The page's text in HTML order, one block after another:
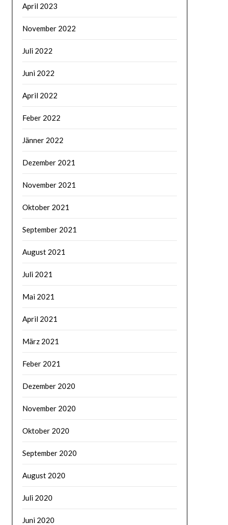
April 2023
November 2022
Juli 2022
Juni 2022
April 2022
Feber 2022
Jänner 2022
Dezember 2021
November 2021
Oktober 2021
September 2021
August 2021
Juli 2021
Mai 2021
April 2021
März 2021
Feber 2021
Dezember 2020
November 2020
Oktober 2020
September 2020
August 2020
Juli 2020
Juni 2020